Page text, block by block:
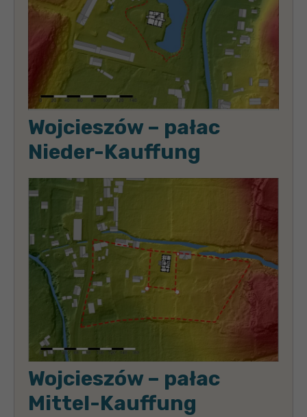
Wojcieszów – pałac
Nieder-Kauffung
Wojcieszów – pałac
Mittel-Kauffung